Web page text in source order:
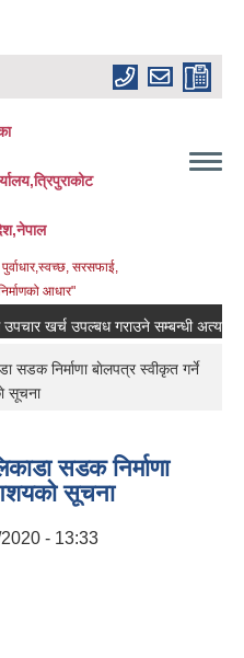
सरसफाई,
आधार"
खर्च उपल्बध गराउने सम्बन्धी अत्यन्त
सडक निर्माणा बाेलपत्र स्वीकृत गर्ने
सूचना
सडक निर्माणा
सूचना
- 13:33